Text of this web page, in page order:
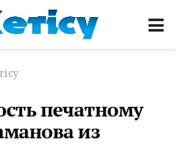
печатному
из